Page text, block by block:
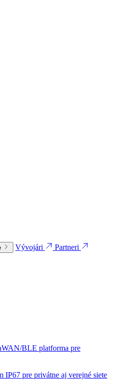
Vývojári
Partneri
BLE platforma pre
pre privátne aj verejné siete